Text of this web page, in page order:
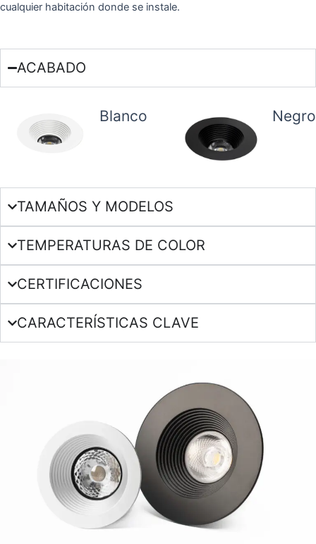
cualquier habitación donde se instale.
ACABADO
Blanco Negro
TAMAÑOS Y MODELOS
TEMPERATURAS DE COLOR
CERTIFICACIONES
CARACTERÍSTICAS CLAVE